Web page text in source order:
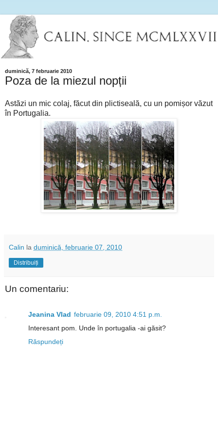
duminică, 7 februarie 2010
Poza de la miezul nopții
Astăzi un mic colaj, făcut din plictiseală, cu un pomișor văzut
în Portugalia.
Calin la duminică, februarie 07, 2010
Distribuiți
Un comentariu:
Jeanina Vlad februarie 09, 2010 4:51 p.m.
Interesant pom. Unde în portugalia -ai găsit?
Răspundeți